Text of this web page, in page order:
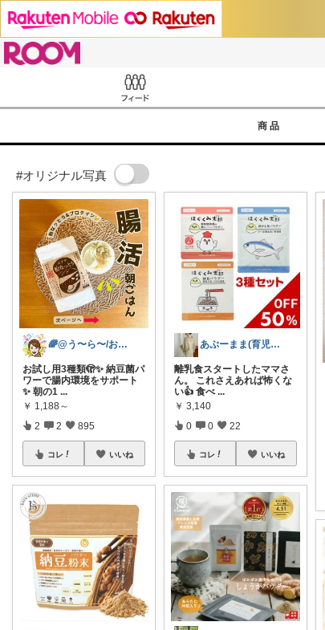
商品
#オリジナル写真
🌈@う〜ら〜/お得✨美味しい✨素敵✨
お試し用3種類🫣✨ 納豆菌パ
ワーで腸内環境をサポート
✨ 朝の1 ...
￥ 1,188～
2 2 895
コレ いいね
あぷーまま(育児グッズ×ママグッズ)
離乳食スタートしたママさ
ん。 これさえあれば怖くな
い👍 食べ ...
￥ 3,140
0 0 22
コレ いいね